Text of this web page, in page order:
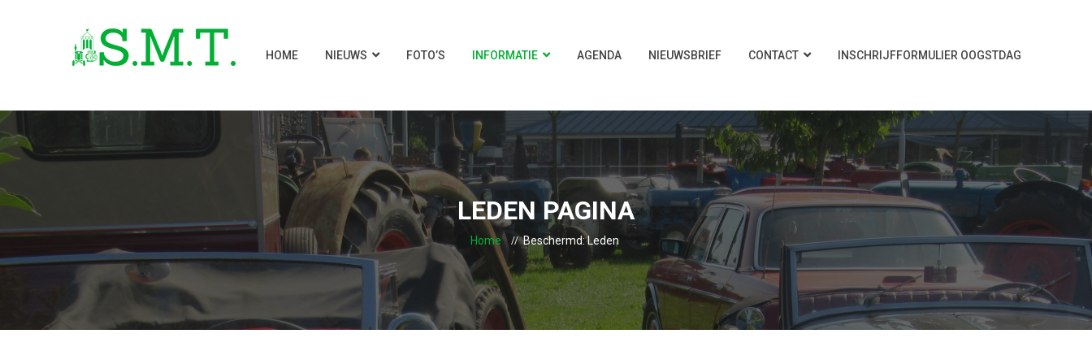
HOME NIEUWS FOTO’S INFORMATIE AGENDA NIEUWSBRIEF CONTACT INSCHRIJFFORMULIER OOGSTDAG
LEDEN PAGINA
Home Beschermd: Leden